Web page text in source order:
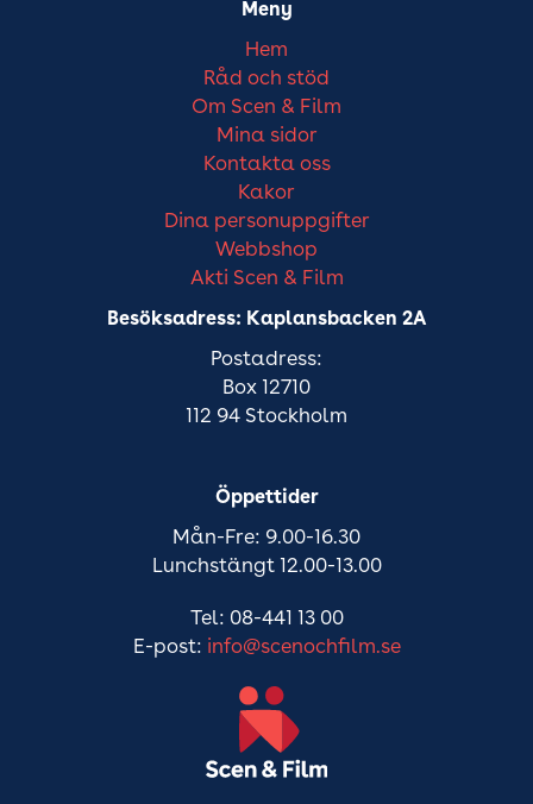
Meny
Hem
Råd och stöd
Om Scen & Film
Mina sidor
Kontakta oss
Kakor
Dina personuppgifter
Webbshop
Akti Scen & Film
Besöksadress: Kaplansbacken 2A
Postadress:
Box 12710
112 94 Stockholm
Öppettider
Mån-Fre: 9.00-16.30
Lunchstängt 12.00-13.00
Tel: 08-441 13 00
E-post: info@scenochfilm.se